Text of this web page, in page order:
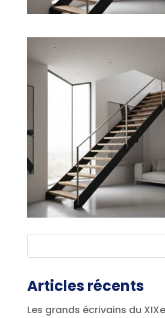
Articles récents
Les grands écrivains du